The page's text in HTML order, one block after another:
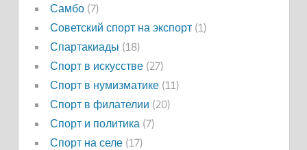
Самбо(7)
Советский спорт на экспорт(1)
Спартакиады (18)
Спорт в искусстве(27)
Спорт в нумизматике(11)
Спорт в филателии (20)
Спорт и политика (7)
Спорт на селе(17)